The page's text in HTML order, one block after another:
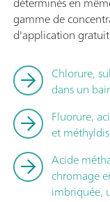
gamme de
d'application
Chlorure,
dans un
Fluorure,
et
Acide
chromage
imbriquée,